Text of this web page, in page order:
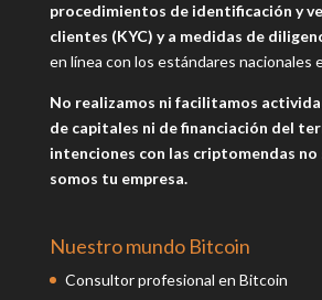
procedimientos de identificación y
clientes (KYC) y a medidas de
en línea con los estándares nacionales
No realizamos ni facilitamos
de capitales ni de financiación del
intenciones con las criptomendas no
somos tu empresa.
Nuestro mundo Bitcoin
Consultor profesional en Bitcoin